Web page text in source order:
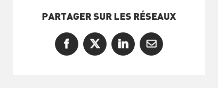
PARTAGER SUR LES RÉSEAUX
Facebook
X LinkedInCourriel